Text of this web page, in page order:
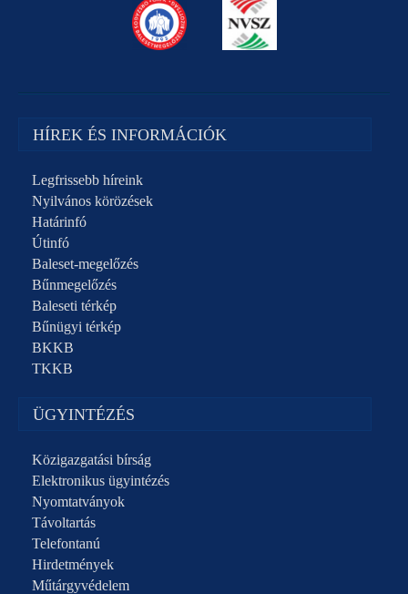
HÍREK ÉS INFORMÁCIÓK
Legfrissebb híreink
Nyilvános körözések
Határinfó
Útinfó
Baleset-megelőzés
Bűnmegelőzés
Baleseti térkép
Bűnügyi térkép
BKKB
TKKB
ÜGYINTÉZÉS
Közigazgatási bírság
Elektronikus ügyintézés
Nyomtatványok
Távoltartás
Telefontanú
Hirdetmények
Műtárgyvédelem